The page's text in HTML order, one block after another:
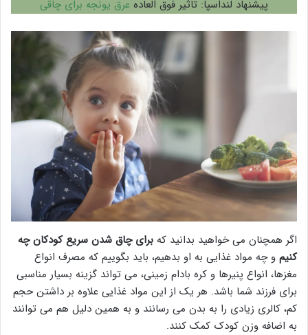
پیشنهاد لنداسپا: تاثیر فوق العاده عرق یونجه برای چاقی
اگر همچنان می خواهید بدانید که برای چاق شدن سریع کودکان چه
کنیم و چه مواد غذایی به او بدهیم، باید بگوییم که مصرف انواع
مغزها، انواع پنیرها و کره بادام زمینی، می تواند گزینه بسیار مناسبی
برای فرزند شما باشد. هر یک از این مواد غذایی علاوه بر داشتن حجم
کم، کالری زیادی را به بدن می رسانند و به همین دلیل هم می توانند
به اضافه وزن کودک کمک کنند.